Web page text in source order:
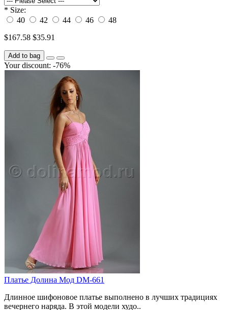
* Size:
40
42 44 46
48
$167.58 $35.91
Add to bag
Your discount: -76%
Платье Долина Мод DM-661
Длинное шифоновое платье выполнено в лучших традициях
вечернего наряда. В этой модели худо..